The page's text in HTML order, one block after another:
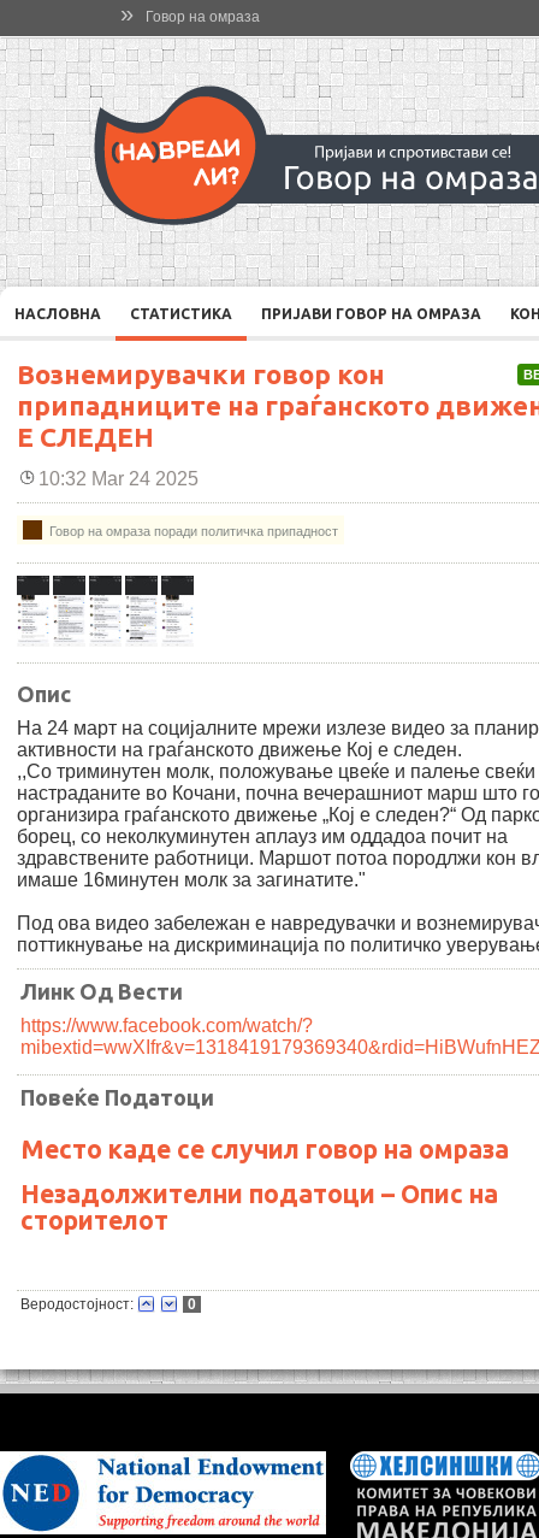
» Говор на омраза
НАСЛОВНА СТАТИСТИКА ПРИЈАВИ ГОВОР НА ОМРАЗА
Вознемирувачки говор кон
припадниците на граѓанското
Е СЛЕДЕН
10:32 Mar 24 2025
Говор на омраза поради политичка припадност
Опис
На 24 март на социјалните мрежи излезе видео за
активности на граѓанското движење Кој е следен.
,,Со триминутен молк, положување цвеќе и палење свеќи
настраданите во Кочани, почна вечерашниот марш што го
организира граѓанското движење „Кој е следен?“ Од
борец, со неколкуминутен аплауз им оддадоа почит на
здравствените работници. Маршот потоа породлжи кон
имаше 16минутен молк за загинатите."
Под ова видео забележан е навредувачки и
поттикнување на дискриминација по политичко
Линк Од Вести
https://www.facebook.com/watch/?
Повеќе Податоци
Место каде се случил говор на омраза
Незадолжителни податоци – Опис на
сторителот
Веродостојност: 0